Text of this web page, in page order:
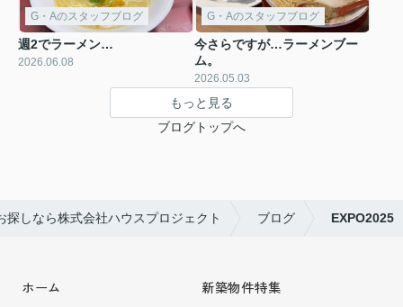
G・Aのスタッフブログ
週2でラーメン…
2026.06.08
G・Aのスタッフブログ
今さらですが…ラーメンブー
ム。
2026.05.03
もっと見る
ブログトップへ
探しなら株式会社ハウスプロジェクト ブログ EXPO2025
ホーム
新築物件特集